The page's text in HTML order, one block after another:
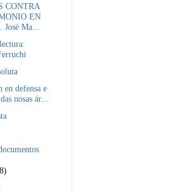
CONTRA
EN
José Ma...
en defensa e
nosas ár...